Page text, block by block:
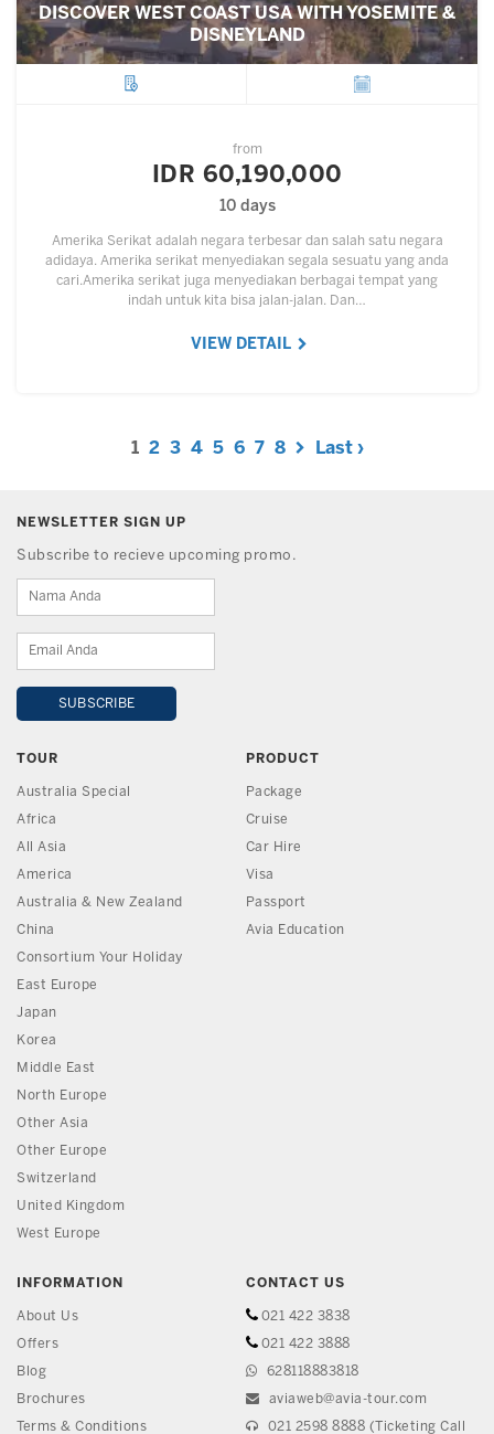
DISCOVER WEST COAST USA WITH YOSEMITE &
DISNEYLAND
from
IDR 60,190,000
10 days
Amerika Serikat adalah negara terbesar dan salah satu negara
adidaya. Amerika serikat menyediakan segala sesuatu yang anda
cari.Amerika serikat juga menyediakan berbagai tempat yang
indah untuk kita bisa jalan-jalan. Dan…
VIEW DETAIL
1 2 3 4 5 6 7 8 Last ›
NEWSLETTER SIGN UP
Subscribe to recieve upcoming promo.
TOUR
Australia Special
Africa
All Asia
America
Australia & New Zealand
China
Consortium Your Holiday
East Europe
Japan
Korea
Middle East
North Europe
Other Asia
Other Europe
Switzerland
United Kingdom
West Europe
PRODUCT
Package
Cruise
Car Hire
Visa
Passport
Avia Education
INFORMATION
About Us
Offers
Blog
Brochures
Terms & Conditions
CONTACT US
021 422 3838
021 422 3888
628118883818
aviaweb@avia-tour.com
021 2598 8888 (Ticketing Call